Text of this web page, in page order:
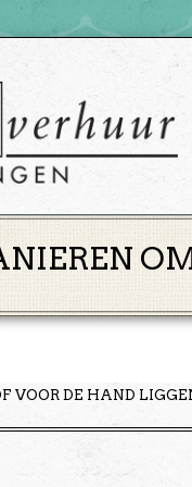
VOOR DE HAND